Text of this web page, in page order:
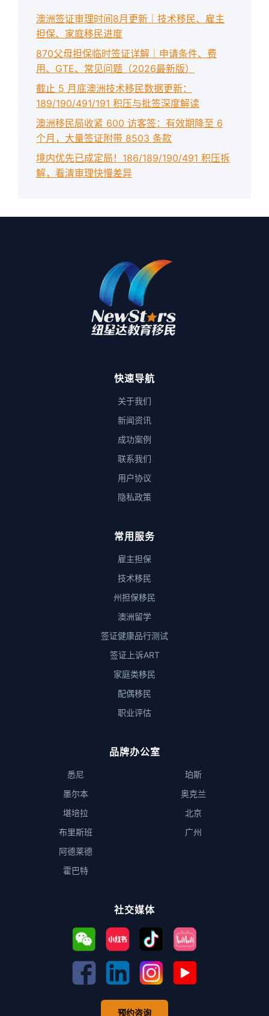
澳洲签证审理时间8月更新｜技术移民、雇主
担保、家庭移民进度
870父母担保临时签证详解｜申请条件、费
用、GTE、常见问题（2026最新版）
截止 5 月底澳洲技术移民数据更新：
189/190/491/191 积压与批签深度解读
澳洲移民局收紧 600 访客签：有效期降至 6
个月，大量签证附带 8503 条款
境内优先已成定局！186/189/190/491 积压拆
解，看清审理快慢差异
快速导航
关于我们
新闻资讯
成功案例
联系我们
用户协议
隐私政策
常用服务
雇主担保
技术移民
州担保移民
澳洲留学
签证健康品行测试
签证上诉ART
家庭类移民
配偶移民
职业评估
品牌办公室
悉尼
墨尔本
堪培拉
布里斯班
阿德莱德
霍巴特
珀斯
奥克兰
北京
广州
社交媒体
预约咨询